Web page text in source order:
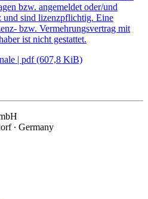
bzw. angemeldet oder/und
und sind lizenzpflichtig. Eine
bzw. Vermehrungsvertrag mit
ist nicht gestattet.
| pdf (607,8 KiB)
∙ Germany